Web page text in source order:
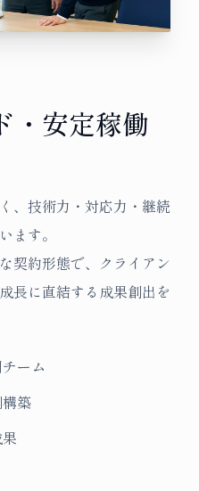
・安定稼働
、技術力・対応力・継続
ます。
契約形態で、クライアン
長に直結する成果創出を
ーム
築